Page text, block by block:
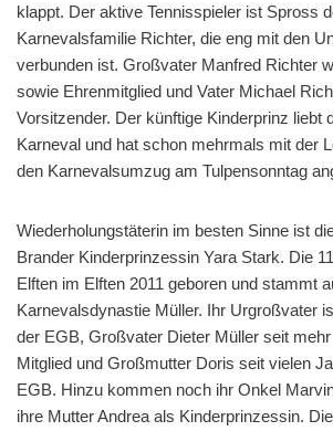
klappt. Der aktive Tennisspieler ist Spross
Karnevalsfamilie Richter, die eng mit den
verbunden ist. Großvater Manfred Richter
sowie Ehrenmitglied und Vater Michael
Vorsitzender. Der künftige Kinderprinz liebt
Karneval und hat schon mehrmals mit der
den Karnevalsumzug am Tulpensonntag
Wiederholungstäterin im besten Sinne ist
Brander Kinderprinzessin Yara Stark. Die
Elften im Elften 2011 geboren und stammt
Karnevalsdynastie Müller. Ihr Urgroßvater
der EGB, Großvater Dieter Müller seit
Mitglied und Großmutter Doris seit vielen
EGB. Hinzu kommen noch ihr Onkel
ihre Mutter Andrea als Kinderprinzessin.